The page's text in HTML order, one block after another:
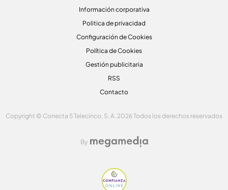
Información corporativa
Politica de privacidad
Configuración de Cookies
Política de Cookies
Gestión publicitaria
RSS
Contacto
Copyright © Conecta 5 Telecinco, S. A. 2026 Todos los derechos reservados
By